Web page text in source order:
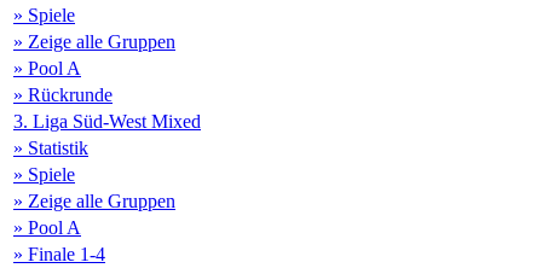
» Spiele
» Zeige alle Gruppen
» Pool A
» Rückrunde
3. Liga Süd-West Mixed
» Statistik
» Spiele
» Zeige alle Gruppen
» Pool A
» Finale 1-4